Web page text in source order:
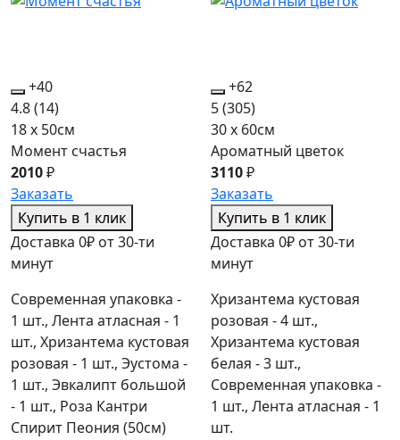
+40
4.8(14)
18 x 50см
Момент счастья
2010₽
Заказать
Купить в 1 клик
Доставка 0₽ от 30-ти
минут
Современная упаковка -
1 шт., Лента атласная - 1
шт., Хризантема кустовая
розовая - 1 шт., Эустома -
1 шт., Эвкалипт большой
- 1 шт., Роза Кантри
Спирит Пеония (50см)
+62
5(305)
30 x 60см
Ароматный цветок
3110₽
Заказать
Купить в 1 клик
Доставка 0₽ от 30-ти
минут
Хризантема кустовая
розовая - 4 шт.,
Хризантема кустовая
белая - 3 шт.,
Современная упаковка -
1 шт., Лента атласная - 1
шт.